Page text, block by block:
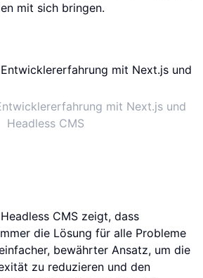
mit sich bringen.
mit Next.js und
Headless CMS
CMS zeigt, dass
die Lösung für alle Probleme
bewährter Ansatz, um die
zu reduzieren und den